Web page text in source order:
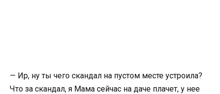
— Ир, ну ты чего скандал на пустом месте устроила?
Что за скандал, я Мама сейчас на даче плачет, у нее